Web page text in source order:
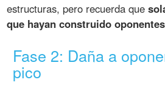
estructuras, pero recuerda que
que hayan construido oponentes
Fase 2: Daña a
pico